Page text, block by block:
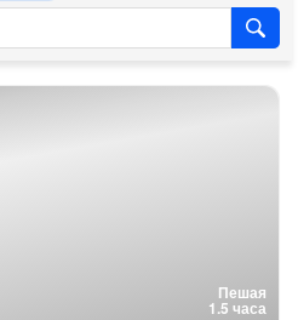
Пешая
1.5 часа